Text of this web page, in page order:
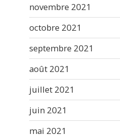
novembre 2021
octobre 2021
septembre 2021
août 2021
juillet 2021
juin 2021
mai 2021